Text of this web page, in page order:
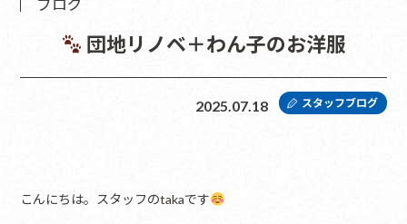
ブログ
団地リノベ＋わん子のお洋服
2025.07.18 スタッフブログ
こんにちは。スタッフのtakaです